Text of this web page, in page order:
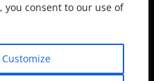
you consent to our use of